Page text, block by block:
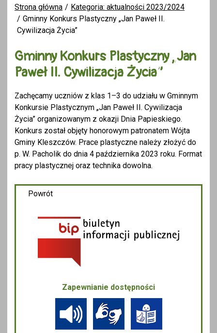
Strona główna
Kategoria: aktualności 2023/2024
Gminny Konkurs Plastyczny „Jan Paweł II.
Cywilizacja Życia”
Gminny Konkurs Plastyczny „Jan
Paweł II. Cywilizacja Życia”
Zachęcamy uczniów z klas 1–3 do udziału w Gminnym
Konkursie Plastycznym „Jan Paweł II. Cywilizacja
Życia” organizowanym z okazji Dnia Papieskiego.
Konkurs został objęty honorowym patronatem Wójta
Gminy Kleszczów. Prace plastyczne należy złożyć do
p. W. Pacholik do dnia 4 października 2023 roku. Format
pracy plastycznej oraz technika dowolna.
Powrót
Zapewnianie dostępności